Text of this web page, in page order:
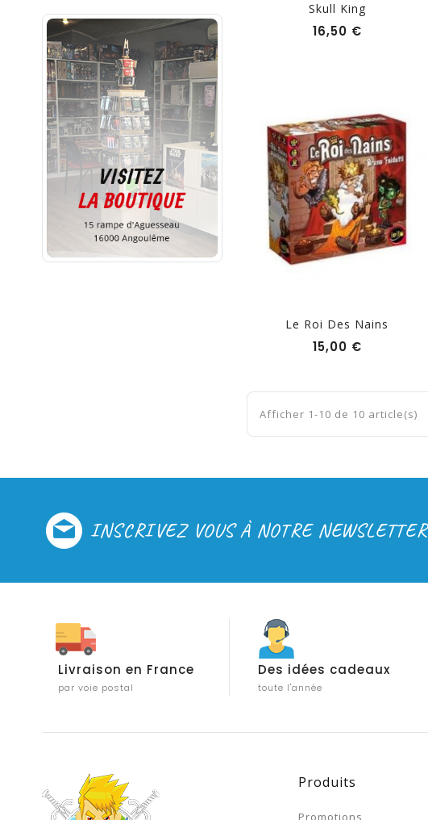
Skull King
16,50 €Prix
Le Roi Des Nains
15,00 €Prix
Afficher 1-10 de 10 article(s)
INSCRIVEZ VOUS À NOTRE NEWSLETTER
Livraison en France
par voie postal
Des idées cadeaux
toute l'année
Produits
Promotions